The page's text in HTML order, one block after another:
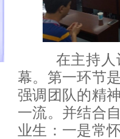
在主持人许
幕。第一环节
强调团队的精
一流。并结合
业生：一是常